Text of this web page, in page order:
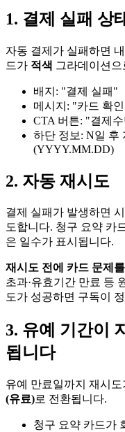
1. 결제 실패 상
자동 결제가 실패하면
드가 적색 그라데이션
배지: "결제 실패"
메시지: "카드 확
CTA 버튼: "결제
하단 정보: N일 후
(YYYY.MM.DD)
2. 자동 재시도
결제 실패가 발생하면
도합니다. 청구 요약 카
은 일수가 표시됩니다.
재시도 전에 카드 문제
초과·유효기간 만료 등
도가 성공하면 구독이
3. 유예 기간이
됩니다
유예 만료일까지 재시
(유료)로 전환됩니다.
청구 요약 카드가